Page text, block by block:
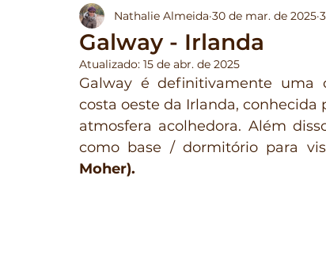
Dicas da Irlanda Irlanda Dicas de Viagem
Galway - Irlanda
Nathalie Almeida 30 de mar. de 2025
Atualizado: 15 de abr. de 2025
Galway é definitivamente uma
costa oeste da Irlanda,
atmosfera acolhedora. Além
como base / dormitório para
Moher).